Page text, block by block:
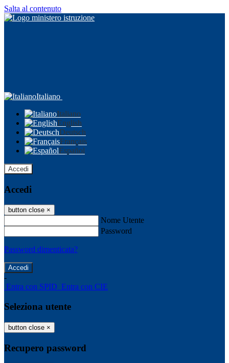
Salta al contenuto
Italiano
Italiano
English
Deutsch
Français
Español
Accedi
Accedi
button close ×
Nome Utente
Password
Password dimenticata?
-
Entra con SPID Entra con CIE
Seleziona utente
button close ×
Recupero password